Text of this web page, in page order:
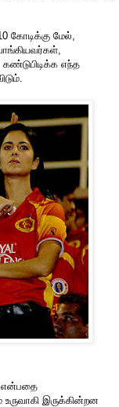
கோடிக்கு மேல்,
எந்த
என்பதை
இருக்கின்றன